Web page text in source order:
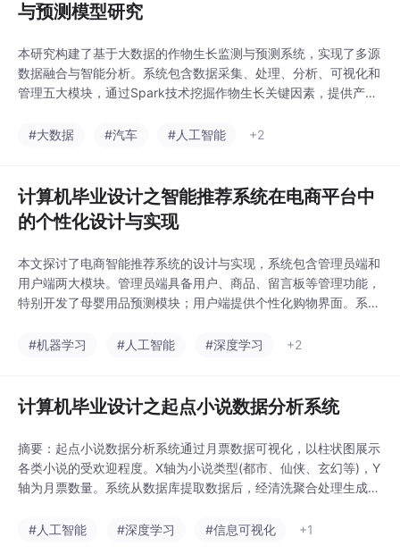
与预测模型研究
本研究构建了基于大数据的作物生长监测与预测系统，实现了多源
数据融合与智能分析。系统包含数据采集、处理、分析、可视化和
管理五大模块，通过Spark技术挖掘作物生长关键因素，提供产量
象、土壤等数据，采用机器学习算法实现精准预测，支持管理员对
#大数据 #汽车 #人工智能 +2
计算机毕业设计之智能推荐系统在电商平台中
的个性化设计与实现
本文探讨了电商智能推荐系统的设计与实现，系统包含管理员端和
用户端两大模块。管理员端具备用户、商品、留言板等管理功能，
特别开发了母婴用品预测模块；用户端提供个性化购物界面。系统
加密API定时抓取商品数据保障安全性和实时性。该系统有效提升
#机器学习 #人工智能 #深度学习 +2
计算机毕业设计之起点小说数据分析系统
摘要：起点小说数据分析系统通过月票数据可视化，以柱状图展示
各类小说的受欢迎程度。X轴为小说类型(都市、仙侠、玄幻等)，Y
轴为月票数量。系统从数据库提取数据后，经清洗聚合处理生成直
提供阅读参考，为作者创作和市场策略提供数据支持。
#人工智能 #深度学习 #信息可视化 +1